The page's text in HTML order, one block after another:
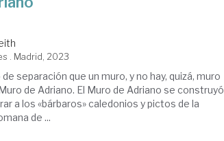
. Madrid, 2023
separación que un muro, y no hay, quizá, muro
de Adriano. El Muro de Adriano se construyó
a los «bárbaros» caledonios y pictos de la
de ...